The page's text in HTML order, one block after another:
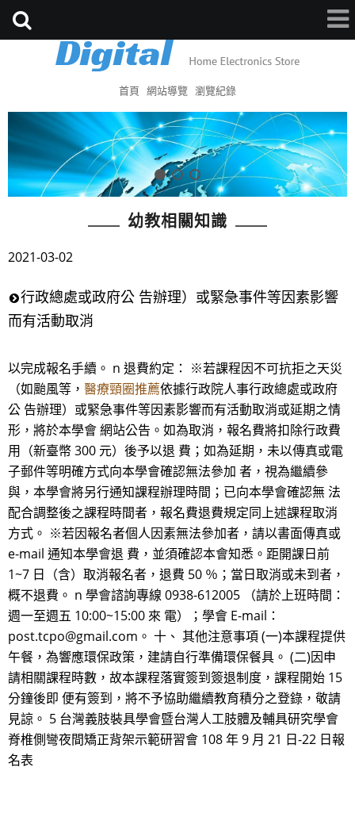
首頁 網站導覽 瀏覽紀錄
幼教相關知識
2021-03-02
行政總處或政府公 告辦理）或緊急事件等因素影響
而有活動取消
以完成報名手續。 n 退費約定： ※若課程因不可抗拒之天災
（如颱風等， 醫療頸圈推薦依據行政院人事行政總處或政府
公 告辦理）或緊急事件等因素影響而有活動取消或延期之情
形，將於本學會 網站公告。如為取消，報名費將扣除行政費
用（新臺幣 300 元）後予以退 費；如為延期，未以傳真或電
子郵件等明確方式向本學會確認無法參加 者，視為繼續參
與，本學會將另行通知課程辦理時間；已向本學會確認無 法
配合調整後之課程時間者，報名費退費規定同上述課程取消
方式。 ※若因報名者個人因素無法參加者，請以書面傳真或
e-mail 通知本學會退 費，並須確認本會知悉。距開課日前
1~7 日（含）取消報名者，退費 50 ％；當日取消或未到者，
概不退費。 n 學會諮詢專線 0938-612005 （請於上班時間：
週一至週五 10:00~15:00 來 電）；學會 E-mail：
post.tcpo@gmail.com。 十、 其他注意事項 (一)本課程提供
午餐，為響應環保政策，建請自行準備環保餐具。 (二)因申
請相關課程時數，故本課程落實簽到簽退制度，課程開始 15
分鐘後即 便有簽到，將不予協助繼續教育積分之登錄，敬請
見諒。 5 台灣義肢裝具學會暨台灣人工肢體及輔具研究學會
脊椎側彎夜間矯正背架示範研習會 108 年 9 月 21 日-22 日報
名表